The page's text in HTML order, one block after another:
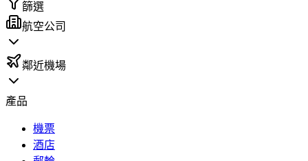
篩選
航空公司
鄰近機場
產品
機票
酒店